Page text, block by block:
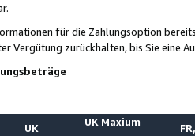
für die Zahlungsoption
Vergütung zurückhalten, bis Sie
UK
UK Maxium